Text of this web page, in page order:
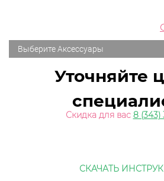
Выберите Аксессуары
Уточняйте
Скидка для вас 8 (343)
СКАЧАТЬ